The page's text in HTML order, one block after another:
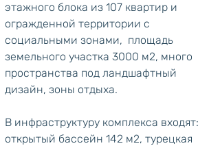
этажного блока из 107 квартир и
огражденной территории с
социальными зонами,  площадь
земельного участка 3000 м2, много
пространства под ландшафтный
дизайн, зоны отдыха.
В инфраструктуру комплекса входят:
открытый бассейн 142 м2, турецкая